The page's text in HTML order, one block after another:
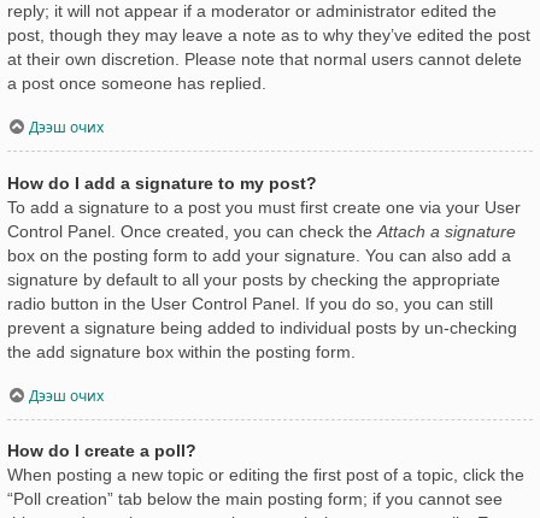
reply; it will not appear if a moderator or administrator edited the
post, though they may leave a note as to why they’ve edited the post
at their own discretion. Please note that normal users cannot delete
a post once someone has replied.
Дээш очих
How do I add a signature to my post?
To add a signature to a post you must first create one via your User
Control Panel. Once created, you can check the Attach a signature
box on the posting form to add your signature. You can also add a
signature by default to all your posts by checking the appropriate
radio button in the User Control Panel. If you do so, you can still
prevent a signature being added to individual posts by un-checking
the add signature box within the posting form.
Дээш очих
How do I create a poll?
When posting a new topic or editing the first post of a topic, click the
“Poll creation” tab below the main posting form; if you cannot see